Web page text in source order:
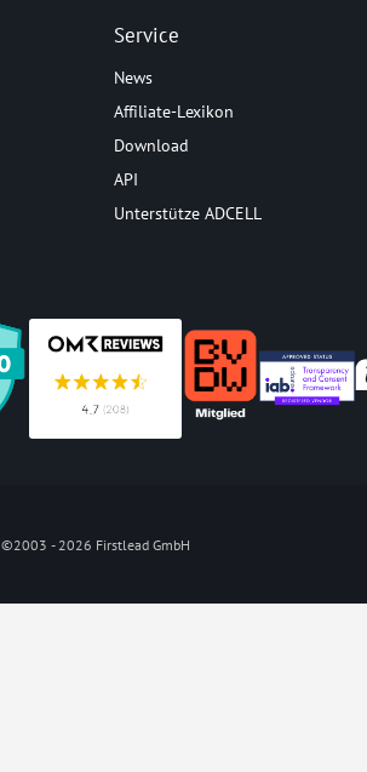
Service
News
Affiliate-Lexikon
Download
API
Unterstütze ADCELL
©2003 - 2026 Firstlead GmbH